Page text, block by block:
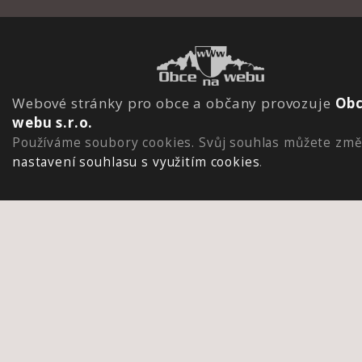
Webové stránky pro obce a občany provozuje
webu s.r.o.
Používáme soubory cookies. Svůj souhlas můžete
nastavení souhlasu s využitím cookies.